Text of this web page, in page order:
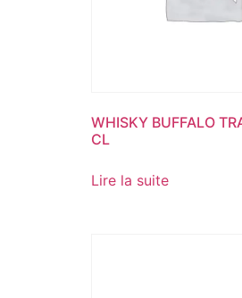
WHISKY BUFFALO
CL
Lire la suite